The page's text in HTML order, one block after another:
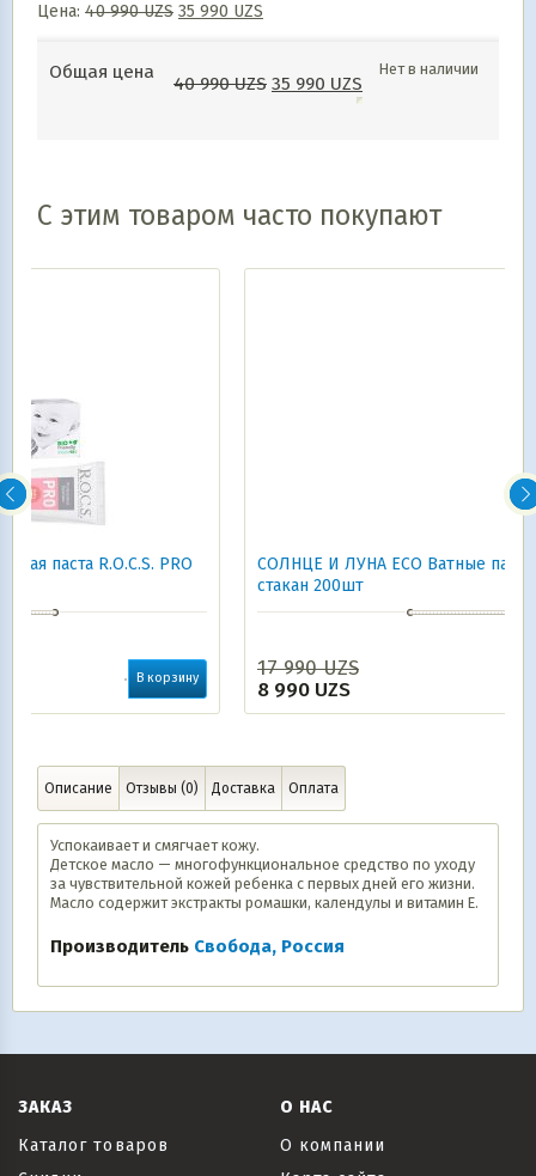
Цена: 40 990UZS 35 990 UZS
Общая цена
40 990UZS 35 990 UZS
Нет в наличии
С этим товаром часто покупают
СОЛНЦЕ И ЛУНА ECO Ватные палочки для детей
17 990UZS
8 990UZS
Описание Отзывы (0) Доставка Оплата
Успокаивает и смягчает кожу.
Детское масло — многофункциональное средство по уходу
за чувствительной кожей ребенка с первых дней его жизни.
Масло содержит экстракты ромашки, календулы и витамин Е.
Производитель Свобода, Россия
ЗАКАЗ
Каталог товаров
О НАС
О компании